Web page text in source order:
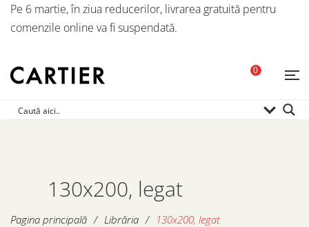
Pe 6 martie, în ziua reducerilor, livrarea gratuită pentru
comenzile online va fi suspendată.
0
130x200, legat
Pagina principală / Librăria / 130x200, legat